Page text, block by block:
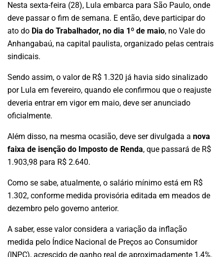
Nesta sexta-feira (28), Lula embarca para São Paulo, onde
deve passar o fim de semana. E então, deve participar do
ato do Dia do Trabalhador, no dia 1º de maio, no Vale do
Anhangabaú, na capital paulista, organizado pelas centrais
sindicais.
Sendo assim, o valor de R$ 1.320 já havia sido sinalizado
por Lula em fevereiro, quando ele confirmou que o reajuste
deveria entrar em vigor em maio, deve ser anunciado
oficialmente.
Além disso, na mesma ocasião, deve ser divulgada a nova
faixa de isenção do Imposto de Renda, que passará de R$
1.903,98 para R$ 2.640.
Como se sabe, atualmente, o salário mínimo está em R$
1.302, conforme medida provisória editada em meados de
dezembro pelo governo anterior.
A saber, esse valor considera a variação da inflação
medida pelo Índice Nacional de Preços ao Consumidor
(INPC), acrescido de ganho real de aproximadamente 1,4%.